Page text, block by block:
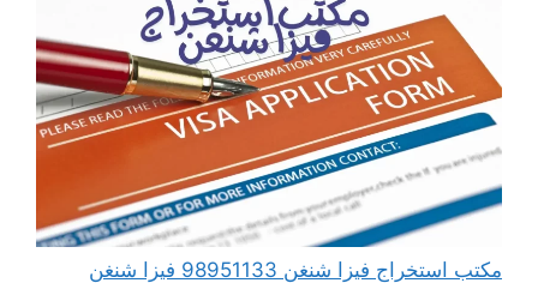
مكتب استخراج فيزا شنغن 98951133 فيزا شنغن